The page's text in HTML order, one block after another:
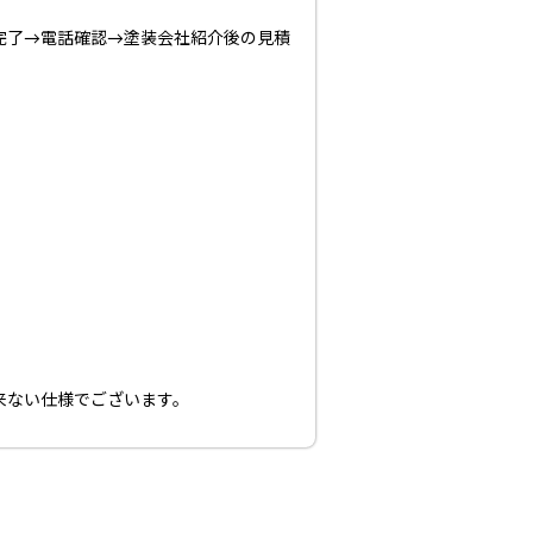
了→電話確認→塗装会社紹介後の見積
い仕様でございます。